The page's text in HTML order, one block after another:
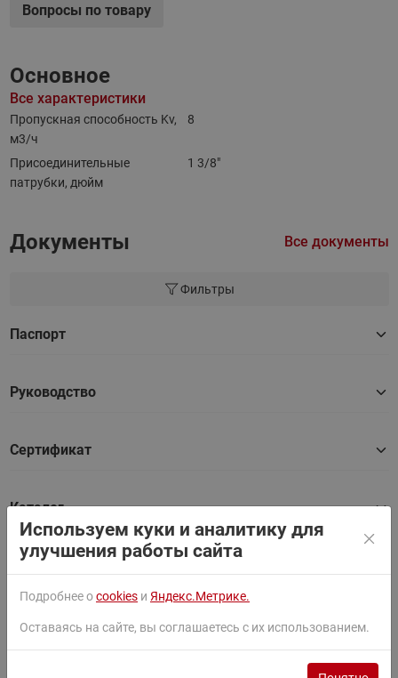
Вопросы по товару
Основное
Все характеристики
Пропускная способность Kv,
м3/ч
8
Присоединительные
патрубки, дюйм
1 3/8"
Документы Все документы
Фильтры
Паспорт
Руководство
Сертификат
Каталог
Вопросы по товару
Вопрос по применению клапанов
2025
Используем куки и аналитику для
улучшения работы сайта
Подробнее оcookies и Яндекс.Метрике.
Оставаясь на сайте, вы соглашаетесь с их использованием.